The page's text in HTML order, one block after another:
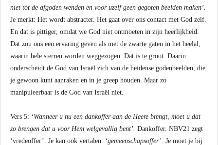
niet tot de afgoden wenden en voor uzelf geen gegoten beelden maken’.
Je merkt: Het wordt abstracter. Het gaat over ons contact met God zelf.
En dat is pittiger, omdat we God niet ontmoeten in zijn heerlijkheid.
Dat zou ons een ervaring geven als met de zwarte gaten in het heelal,
waarin hele sterren worden weggezogen. Dat is te groot. Daarin
onderscheidt de God van Israël zich van de heidense godenbeelden, die
je gewoon kunt aanraken en in je greep houden. Maar zo
manipuleerbaar is de God van Israël niet.
Vers 5: ‘Wanneer u nu een dankoffer aan de Heere brengt, moet u dat
zo brengen dat u voor Hem welgevallig bent’. Dankoffer. NBV21 zegt
‘vredeoffer’. Je kan ook vertalen: ‘gemeenschapsoffer’. Je moet je bij